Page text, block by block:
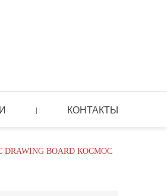
| КОНТАКТЫ
BOARD КОСМОС